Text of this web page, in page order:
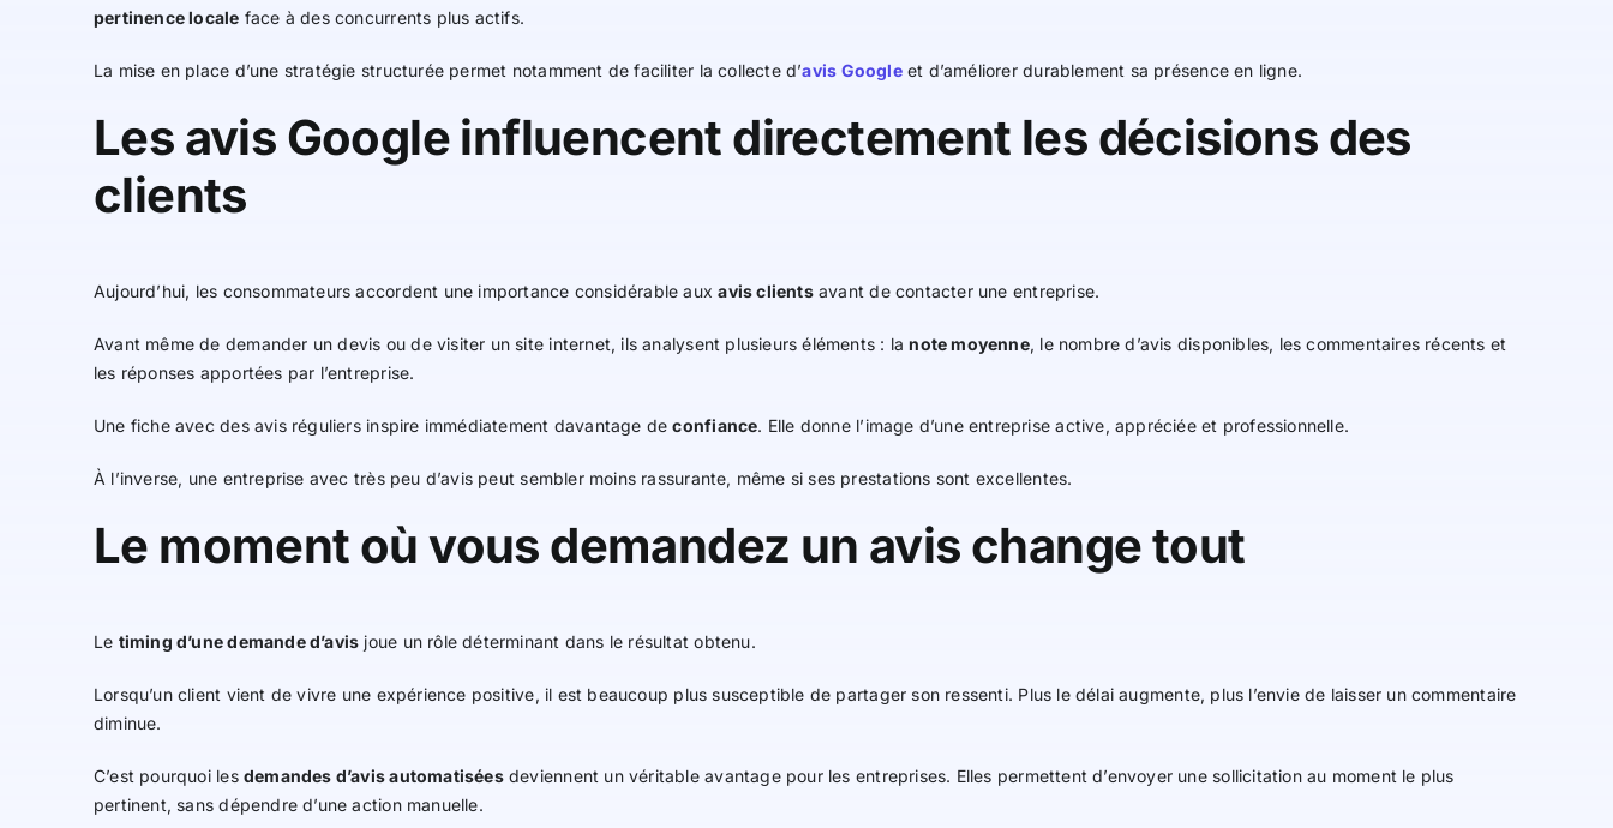
pertinence locale face à des concurrents plus actifs.
La mise en place d’une stratégie structurée permet notamment de faciliter la collecte d’avis Googleet d’améliorer durablement sa présence en ligne.
Les avis Google influencent directement les décisions des
clients
Aujourd’hui, les consommateurs accordent une importance considérable auxavis clientsavant de contacter une entreprise.
Avant même de demander un devis ou de visiter un site internet, ils analysent plusieurs éléments : lanote moyenne, le nombre d’avis disponibles, les commentaires récents et
les réponses apportées par l’entreprise.
Une fiche avec des avis réguliers inspire immédiatement davantage deconfiance. Elle donne l’image d’une entreprise active, appréciée et professionnelle.
À l’inverse, une entreprise avec très peu d’avis peut sembler moins rassurante, même si ses prestations sont excellentes.
Le moment où vous demandez un avis change tout
Le timing d’une demande d’avis joue un rôle déterminant dans le résultat obtenu.
Lorsqu’un client vient de vivre une expérience positive, il est beaucoup plus susceptible de partager son ressenti. Plus le délai augmente, plus l’envie de laisser un commentaire
diminue.
C’est pourquoi les demandes d’avis automatiséesdeviennent un véritable avantage pour les entreprises. Elles permettent d’envoyer une sollicitation au moment le plus
pertinent, sans dépendre d’une action manuelle.